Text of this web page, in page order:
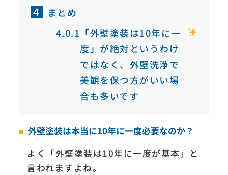
4
まとめ
4.0.1 「外壁塗装は10年に一
度」が絶対というわけ
ではなく、外壁洗浄で
美観を保つ方がいい場
合も多いです
外壁塗装は本当に10年に一度必要なのか？
よく「外壁塗装は10年に一度が基本」と
言われますよね。